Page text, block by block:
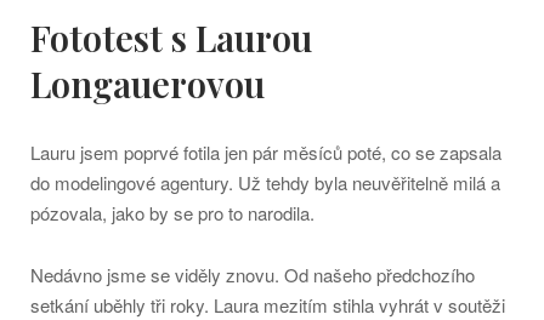
Fototest s Laurou
Longauerovou
Lauru jsem poprvé fotila jen pár měsíců poté, co se zapsala
do modelingové agentury. Už tehdy byla neuvěřitelně milá a
pózovala, jako by se pro to narodila.
Nedávno jsme se viděly znovu. Od našeho předchozího
setkání uběhly tři roky. Laura mezitím stihla vyhrát v soutěži